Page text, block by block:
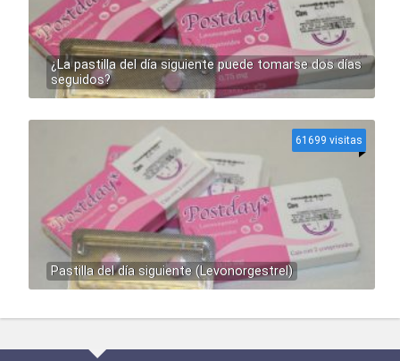
¿La pastilla del día siguiente puede tomarse dos días
seguidos?
Pastilla del día siguiente (Levonorgestrel)
61699 visitas